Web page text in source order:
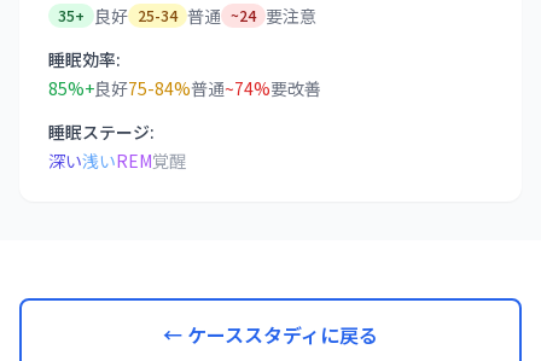
35+ 良好 25-34 普通 ~24 要注意
睡眠効率:
85%+良好75-84%普通~74%要改善
睡眠ステージ:
深い浅いREM覚醒
← ケーススタディに戻る